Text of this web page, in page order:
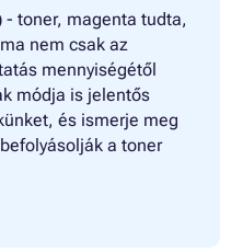
- toner, magenta tudta,
nem csak az
mennyiségétől
módja is jelentős
és ismerje meg
a toner